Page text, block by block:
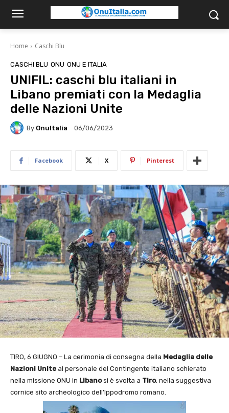
Home Caschi Blu
CASCHI BLU ONU ONU E ITALIA
UNIFIL: caschi blu italiani in
Libano premiati con la Medaglia
delle Nazioni Unite
By OnuItalia 06/06/2023
Facebook X Pinterest
TIRO, 6 GIUGNO – La cerimonia di consegna della Medaglia delle
Nazioni Unite al personale del Contingente italiano schierato
nella missione ONU in Libanosi è svolta a Tiro, nella suggestiva
cornice sito archeologico dell’Ippodromo romano.